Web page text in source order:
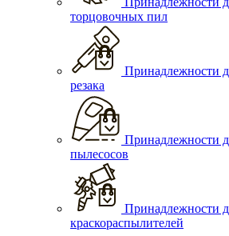
торцовочных пил
Принадлежности
резака
Принадлежности
пылесосов
Принадлежности
краскораспылителей